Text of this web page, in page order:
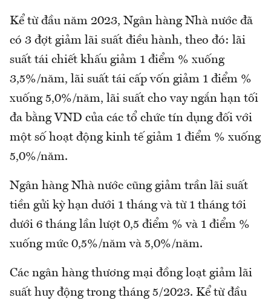
Kể từ đầu năm 2023, Ngân hàng Nhà nước đã
có 3 đợt giảm lãi suất điều hành, theo đó: lãi
suất tái chiết khấu giảm 1 điểm % xuống
3,5%/năm, lãi suất tái cấp vốn giảm 1 điểm %
xuống 5,0%/năm, lãi suất cho vay ngắn hạn tối
đa bằng VND của các tổ chức tín dụng đối với
một số hoạt động kinh tế giảm 1 điểm % xuống
5,0%/năm.
Ngân hàng Nhà nước cũng giảm trần lãi suất
tiền gửi kỳ hạn dưới 1 tháng và từ 1 tháng tới
dưới 6 tháng lần lượt 0,5 điểm % và 1 điểm %
xuống mức 0,5%/năm và 5,0%/năm.
Các ngân hàng thương mại đồng loạt giảm lãi
suất huy động trong tháng 5/2023. Kể từ đầu